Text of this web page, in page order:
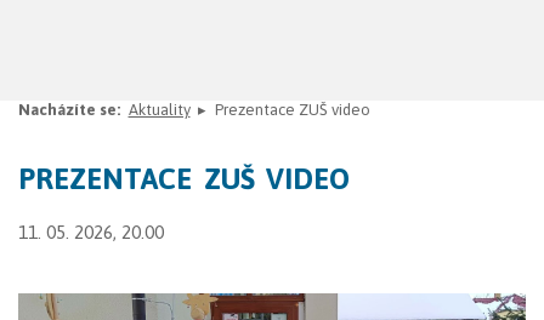
Nacházíte se: Aktuality Prezentace ZUŠ video
PREZENTACE ZUŠ VIDEO
11. 05. 2026, 20.00